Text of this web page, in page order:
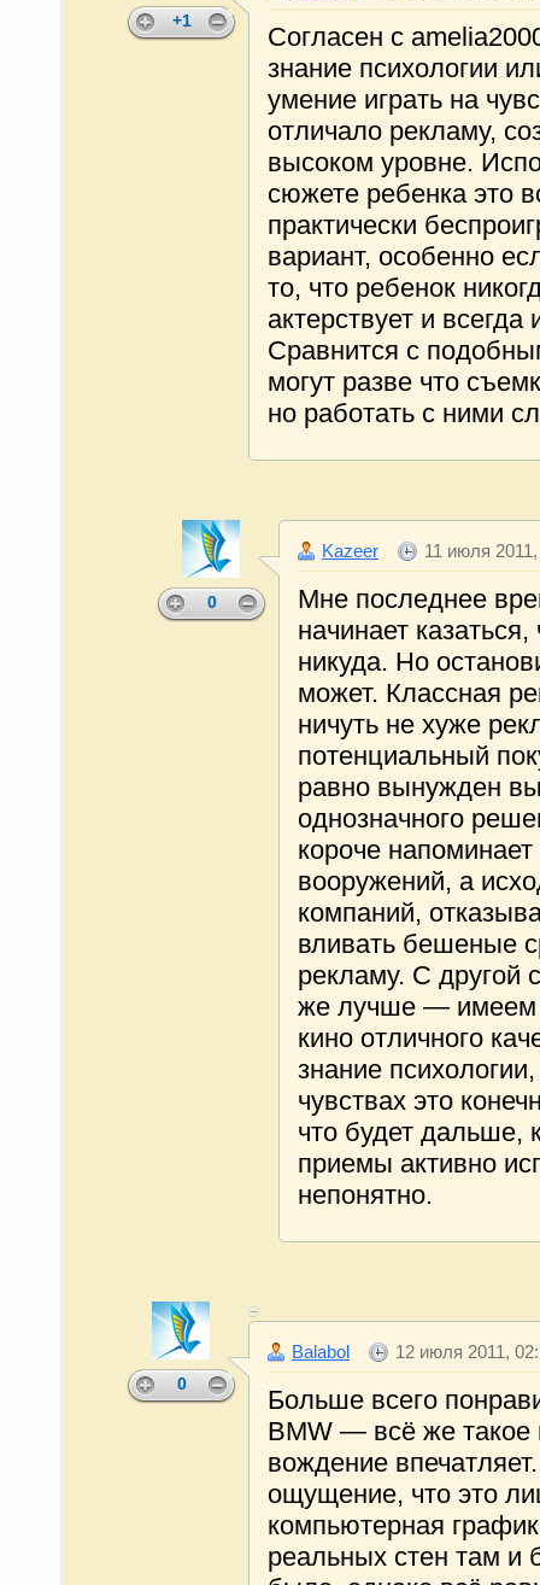
+1
Согласен с
знание психологии
умение играть на
отличало рекламу,
высоком уровне.
сюжете ребенка это
практически
вариант, особенно
то, что ребенок
актерствует и всегда
Сравнится с
могут разве что
но работать с ними
0
Kazeer 11 июля
Мне последнее
начинает казаться,
никуда. Но
может. Классная
ничуть не хуже
потенциальный
равно вынужден
однозначного
короче напоминает
вооружений, а
компаний,
вливать бешеные
рекламу. С другой
же лучше — имеем
кино отличного
знание
чувствах это
что будет дальше,
приемы активно
непонятно.
0
Balabol 12 июля 2011,
Больше всего
BMW — всё же такое
вождение
ощущение, что это
компьютерная
реальных стен там и